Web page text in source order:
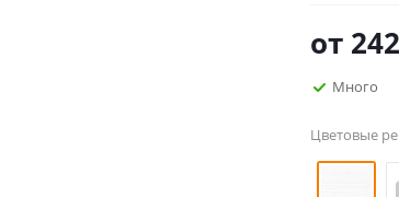
от
Много
Цветовые